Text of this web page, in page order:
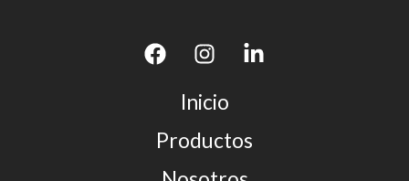
Inicio
Productos